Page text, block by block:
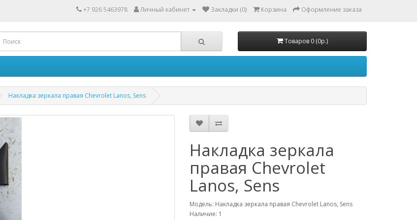
+7 926 5463978 Личный кабинет Закладки (0) Корзина Оформление заказа
Товаров 0 (0р.)
Накладка зеркала правая Chevrolet Lanos, Sens
Накладка зеркала
правая Chevrolet
Lanos, Sens
Модель: Накладка зеркала правая Chevrolet Lanos, Sens
Наличие: 1